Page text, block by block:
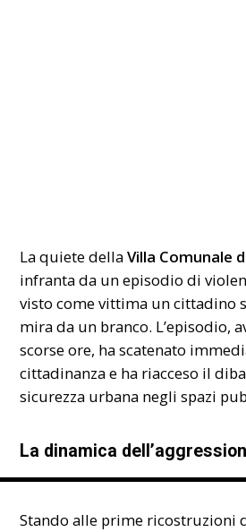
La quiete dellaVilla Comunale
infranta da un episodio di
visto come vittima un cittadino
mira da un branco. L’episodio,
scorse ore, ha scatenato
cittadinanza e ha riacceso il
sicurezza urbana negli spazi
La dinamica
Stando alle prime ricostruzioni